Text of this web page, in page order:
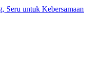
Seru untuk Kebersamaan